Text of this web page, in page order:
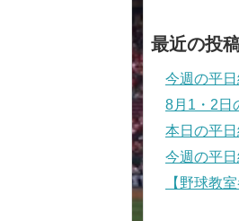
最近の投
今週の平
8月1・2日
本日の平日
今週の平
【野球教